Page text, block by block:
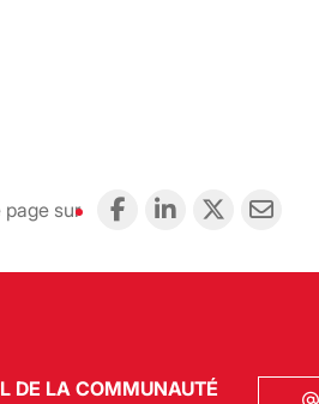
page sur
DE LA COMMUNAUTÉ